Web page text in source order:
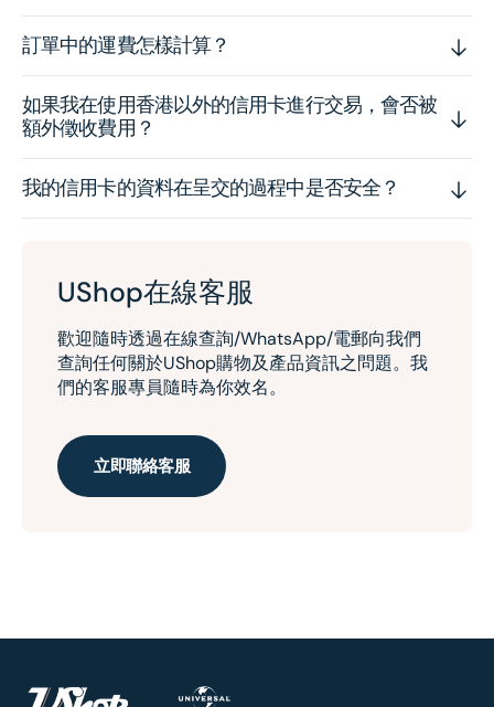
訂單中的運費怎樣計算？
如果我在使用香港以外的信用卡進行交易，會否被
額外徵收費用？
我的信用卡的資料在呈交的過程中是否安全？
UShop在線客服
歡迎隨時透過在線查詢/WhatsApp/電郵向我們
查詢任何關於UShop購物及產品資訊之問題。我
們的客服專員隨時為你效名。
立即聯絡客服